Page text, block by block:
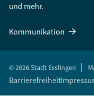
und mehr.
Kommunikation
© 2026 Stadt Esslingen
Barrierefreiheit